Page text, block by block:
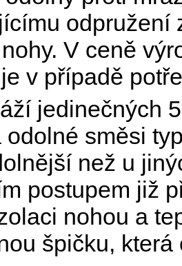
odpružení
V ceně
v případě
jedinečných
odolné směsi
než u
postupem již
nohou a
špičku,